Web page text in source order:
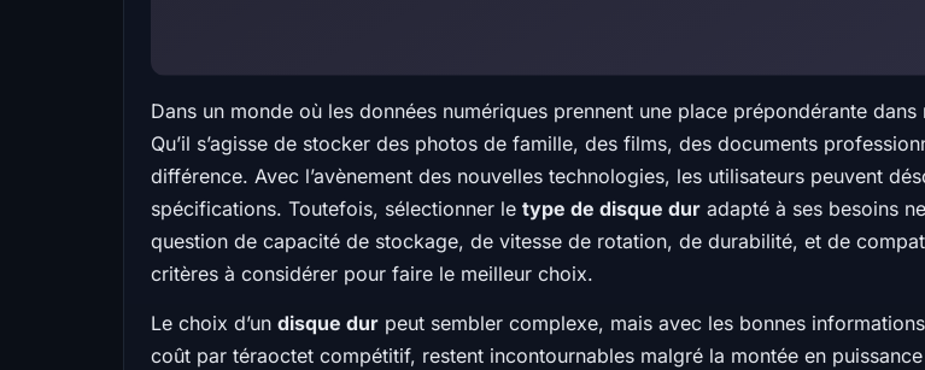
Dans un monde où les données numériques prennent une place prépondérante
Qu’il s’agisse de stocker des photos de famille, des films, des documents
différence. Avec l’avènement des nouvelles technologies, les utilisateurs peuvent
spécifications. Toutefois, sélectionner le type de disque dur adapté à ses besoins
question de capacité de stockage, de vitesse de rotation, de durabilité, et de
critères à considérer pour faire le meilleur choix.
Le choix d’un disque dur peut sembler complexe, mais avec les bonnes
coût par téraoctet compétitif, restent incontournables malgré la montée en